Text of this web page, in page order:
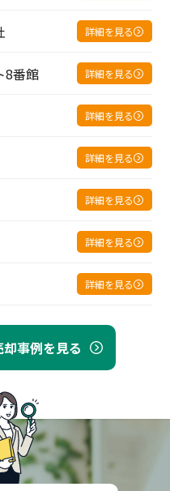
事例を見る
詳細を見る
8番館 詳細を見る
詳細を見る
詳細を見る
詳細を見る
詳細を見る
詳細を見る